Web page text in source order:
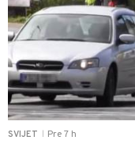
SVIJET Pre 7 h